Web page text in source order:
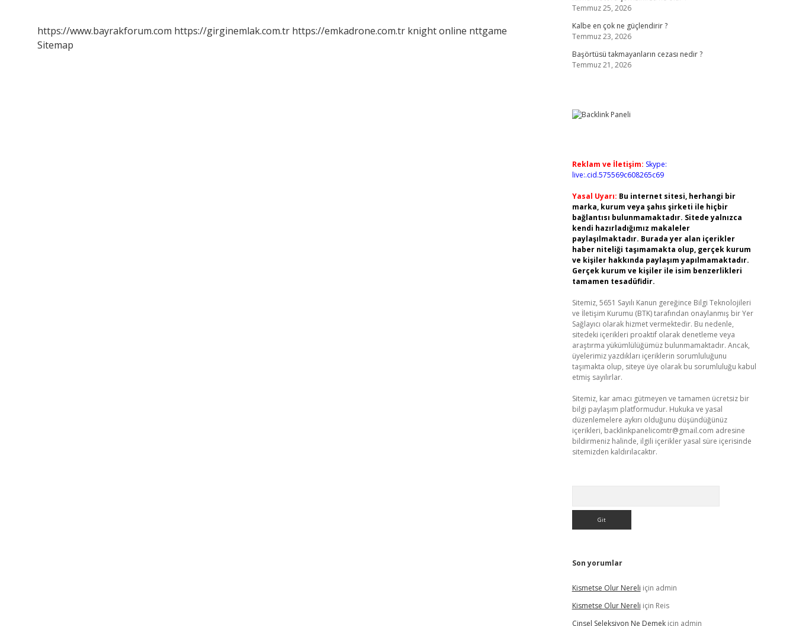
https://www.bayrakforum.com https://girginemlak.com.tr https://emkadrone.com.tr knight online nttgame
Sitemap
Temmuz 25, 2026
Kalbe en çok ne güçlendirir ?
Temmuz 23, 2026
Başörtüsü takmayanların cezası nedir ?
Temmuz 21, 2026
Reklam ve İletişim: Skype:
live:.cid.575569c608265c69
Yasal Uyarı: Bu internet sitesi, herhangi bir
marka, kurum veya şahıs şirketi ile hiçbir
bağlantısı bulunmamaktadır. Sitede yalnızca
kendi hazırladığımız makaleler
paylaşılmaktadır. Burada yer alan içerikler
haber niteliği taşımamakta olup, gerçek kurum
ve kişiler hakkında paylaşım yapılmamaktadır.
Gerçek kurum ve kişiler ile isim benzerlikleri
tamamen tesadüfidir.
Sitemiz, 5651 Sayılı Kanun gereğince Bilgi Teknolojileri
ve İletişim Kurumu (BTK) tarafından onaylanmış bir Yer
Sağlayıcı olarak hizmet vermektedir. Bu nedenle,
sitedeki içerikleri proaktif olarak denetleme veya
araştırma yükümlülüğümüz bulunmamaktadır. Ancak,
üyelerimiz yazdıkları içeriklerin sorumluluğunu
taşımakta olup, siteye üye olarak bu sorumluluğu kabul
etmiş sayılırlar.
Sitemiz, kar amacı gütmeyen ve tamamen ücretsiz bir
bilgi paylaşım platformudur. Hukuka ve yasal
düzenlemelere aykırı olduğunu düşündüğünüz
içerikleri, backlinkpanelicomtr@gmail.com adresine
bildirmeniz halinde, ilgili içerikler yasal süre içerisinde
sitemizden kaldırılacaktır.
Son yorumlar
Kismetse Olur Nereli için admin
Kismetse Olur Nereli için Reis
Cinsel Seleksiyon Ne Demekiçin admin